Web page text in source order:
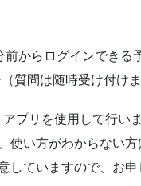
からログインできる
質問は随時受け付けま
プリを使用して行いま
使い方がわからない方
していますので、お